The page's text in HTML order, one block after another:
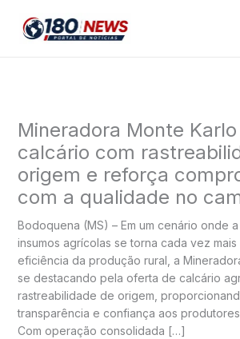
para
Mineradora Monte
calcário com
origem e reforça
com a qualidade no
Bodoquena (MS) – Em um cenário onde
insumos agrícolas se torna cada vez
eficiência da produção rural, a
se destacando pela oferta de calcário
rastreabilidade de origem,
transparência e confiança aos
Com operação consolidada […]